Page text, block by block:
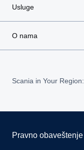
Usluge
O nama
Scania in Your Region:
Pravno obaveštenje